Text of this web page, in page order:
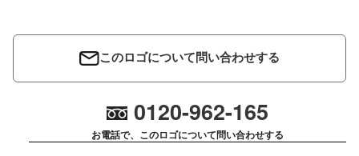
このロゴについて問い合わせする
0120-962-165
お電話で、このロゴについて問い合わせする